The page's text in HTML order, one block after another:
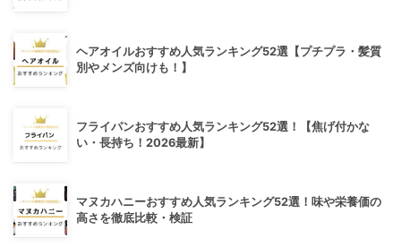
ヘアオイルおすすめ人気ランキング52選【プチプラ・髪質
別やメンズ向けも！】
フライパンおすすめ人気ランキング52選！【焦げ付かな
い・長持ち！2026最新】
マヌカハニーおすすめ人気ランキング52選！味や栄養価の
高さを徹底比較・検証